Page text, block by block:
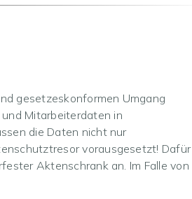
gesetzeskonformen Umgang
Mitarbeiterdaten in
die Daten nicht nur
vorausgesetzt! Dafür
Aktenschrank an. Im Falle von